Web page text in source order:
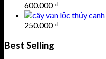
600.000₫
250.000₫
Best Selling